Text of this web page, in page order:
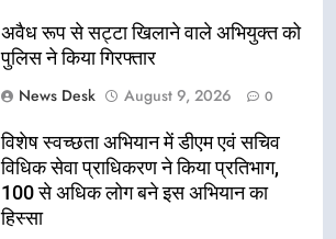
अवैध रूप से सट्टा खिलाने वाले अभियुक्त को
पुलिस ने किया गिरफ्तार
News Desk
August 9, 2026 0
विशेष स्वच्छता अभियान में डीएम एवं सचिव
विधिक सेवा प्राधिकरण ने किया प्रतिभाग,
100 से अधिक लोग बने इस अभियान का
हिस्सा